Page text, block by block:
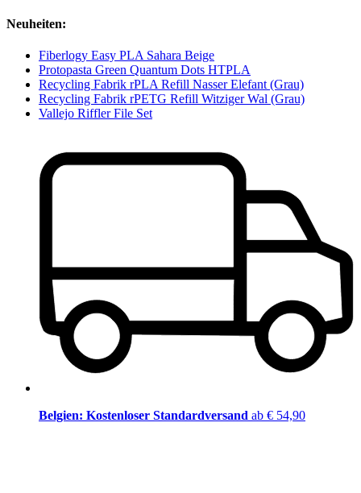
Neuheiten:
Fiberlogy Easy PLA Sahara Beige
Protopasta Green Quantum Dots HTPLA
Recycling Fabrik rPLA Refill Nasser Elefant (Grau)
Recycling Fabrik rPETG Refill Witziger Wal (Grau)
Vallejo Riffler File Set
Belgien: Kostenloser Standardversand ab € 54,90